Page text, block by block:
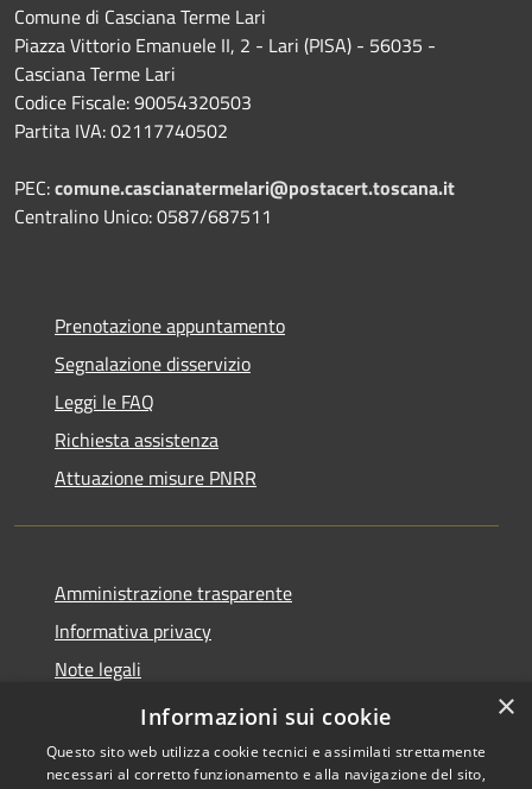
Comune di Casciana Terme Lari
Piazza Vittorio Emanuele II, 2 - Lari (PISA) - 56035 -
Casciana Terme Lari
Codice Fiscale: 90054320503
Partita IVA: 02117740502
PEC:comune.cascianatermelari@postacert.toscana.it
Centralino Unico: 0587/687511
Prenotazione appuntamento
Segnalazione disservizio
Leggi le FAQ
Richiesta assistenza
Attuazione misure PNRR
Amministrazione trasparente
Informativa privacy
Note legali
Dichiarazione di accessibilità
×
Informazioni sui cookie
Questo sito web utilizza cookie tecnici e assimilati strettamente
necessari al corretto funzionamento e alla navigazione del sito,